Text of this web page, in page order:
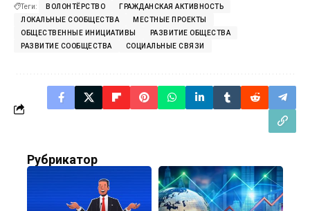
Теги: ВОЛОНТЁРСТВО
ГРАЖДАНСКАЯ АКТИВНОСТЬ
ЛОКАЛЬНЫЕ СООБЩЕСТВА
МЕСТНЫЕ ПРОЕКТЫ
ОБЩЕСТВЕННЫЕ ИНИЦИАТИВЫ
РАЗВИТИЕ ОБЩЕСТВА
РАЗВИТИЕ СООБЩЕСТВА
СОЦИАЛЬНЫЕ СВЯЗИ
Рубрикатор